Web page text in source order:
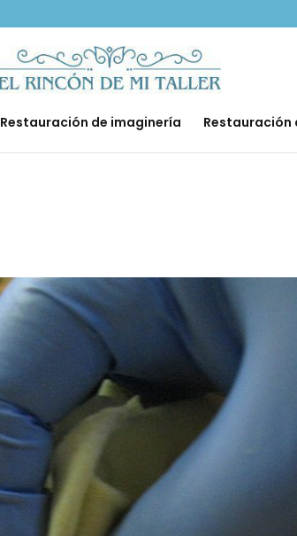
Restauración de imaginería Restauración